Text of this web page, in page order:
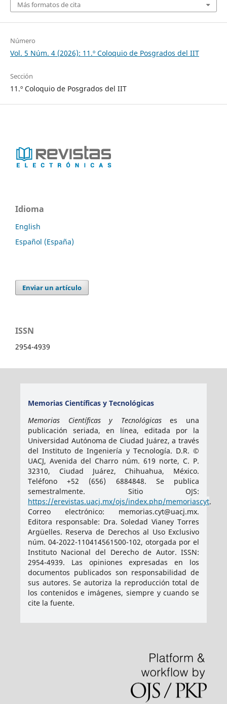
Más formatos de cita
Número
Vol. 5 Núm. 4 (2026): 11.º Coloquio de Posgrados del IIT
Sección
11.º Coloquio de Posgrados del IIT
Idioma
English
Español (España)
Enviar un artículo
ISSN
2954-4939
Memorias Científicas y Tecnológicas
Memorias Científicas y Tecnológicases una
publicación seriada, en línea, editada por la
Universidad Autónoma de Ciudad Juárez, a través
del Instituto de Ingeniería y Tecnología. D.R. ©
UACJ, Avenida del Charro núm. 619 norte, C. P.
32310, Ciudad Juárez, Chihuahua, México.
Teléfono +52 (656) 6884848. Se publica
semestralmente. Sitio OJS:
https://erevistas.uacj.mx/ojs/index.php/memoriascyt.
Correo electrónico: memorias.cyt@uacj.mx.
Editora responsable: Dra. Soledad Vianey Torres
Argüelles. Reserva de Derechos al Uso Exclusivo
núm. 04-2022-110414561500-102, otorgada por el
Instituto Nacional del Derecho de Autor. ISSN:
2954-4939. Las opiniones expresadas en los
documentos publicados son responsabilidad de
sus autores. Se autoriza la reproducción total de
los contenidos e imágenes, siempre y cuando se
cite la fuente.